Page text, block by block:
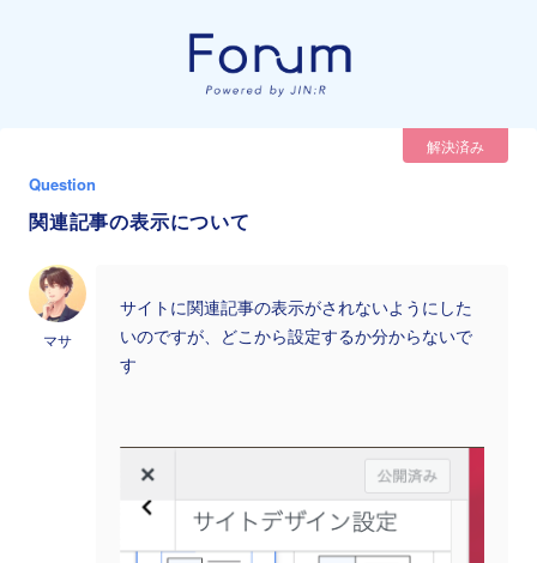
解決済み
Question
関連記事の表示について
マサ
サイトに関連記事の表示がされないようにした
いのですが、どこから設定するか分からないで
す